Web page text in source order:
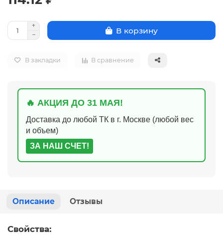
В корзину
В закладки В сравнение
🔥 АКЦИЯ ДО 31 МАЯ!
Доставка до любой ТК в г. Москве (любой вес
и объем)
ЗА НАШ СЧЕТ!
Описание Отзывы
Свойства: